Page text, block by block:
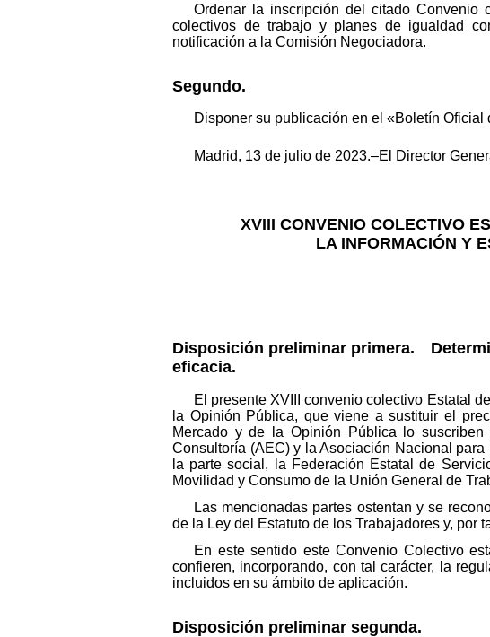
Ordenar la inscripción del citado Convenio
colectivos de trabajo y planes de igualdad
notificación a la Comisión Negociadora.
Segundo.
Disponer su publicación en el «Boletín Oficial
Madrid, 13 de julio de 2023.–El Director
XVIII CONVENIO COLECTIVO
LA INFORMACIÓN Y
Disposición preliminar primera.
eficacia.
El presente XVIII convenio colectivo Estatal
la Opinión Pública, que viene a sustituir el
Mercado y de la Opinión Pública lo
Consultoría (AEC) y la Asociación Nacional
la parte social, la Federación Estatal de
Movilidad y Consumo de la Unión General de
Las mencionadas partes ostentan y se
de la Ley del Estatuto de los Trabajadores y, por
En este sentido este Convenio Colectivo
confieren, incorporando, con tal carácter, la
incluidos en su ámbito de aplicación.
Disposición preliminar segunda.